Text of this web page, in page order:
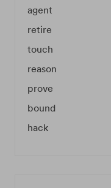
agent
retire
touch
reason
prove
bound
hack